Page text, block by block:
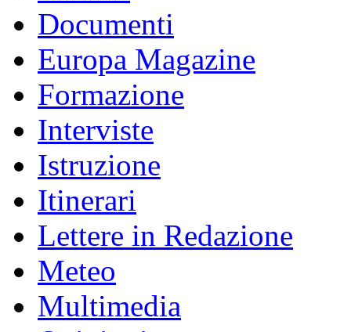
Documenti
Europa Magazine
Formazione
Interviste
Istruzione
Itinerari
Lettere in Redazione
Meteo
Multimedia